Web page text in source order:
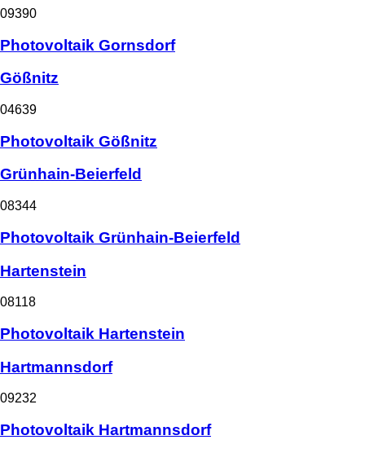
09390
Photovoltaik Gornsdorf
Gößnitz
04639
Photovoltaik Gößnitz
Grünhain-Beierfeld
08344
Photovoltaik Grünhain-Beierfeld
Hartenstein
08118
Photovoltaik Hartenstein
Hartmannsdorf
09232
Photovoltaik Hartmannsdorf